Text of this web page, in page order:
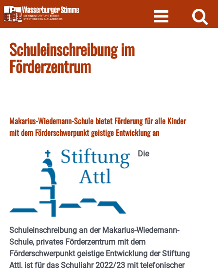
Skip
to
content
Schuleinschreibung im
Förderzentrum
Makarius-Wiedemann-Schule bietet Förderung für alle Kinder
mit dem Förderschwerpunkt geistige Entwicklung an
Die
Schuleinschreibung an der Makarius-Wiedemann-
Schule, privates Förderzentrum mit dem
Förderschwerpunkt geistige Entwicklung der Stiftung
Attl, ist für das Schuljahr 2022/23 mit telefonischer